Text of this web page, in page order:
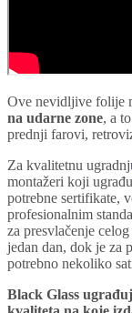
Ove nevidljive folije
na udarne zone, a
prednji farovi,
Za kvalitetnu
montažeri koji
potrebne sertifikate,
profesionalnim
za presvlačenje
jedan dan, dok je za
potrebno nekoliko
Black Glass